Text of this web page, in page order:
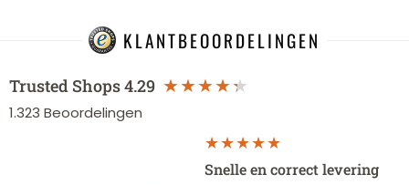
KLANTBEOORDELINGEN
Trusted Shops4.29
1.323 Beoordelingen
Snelle en correct levering